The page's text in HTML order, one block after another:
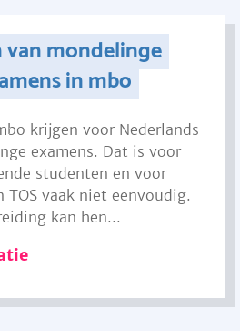
mondelinge
in mbo
krijgen voor Nederlands
examens. Dat is voor
studenten en voor
TOS vaak niet eenvoudig.
kan hen...